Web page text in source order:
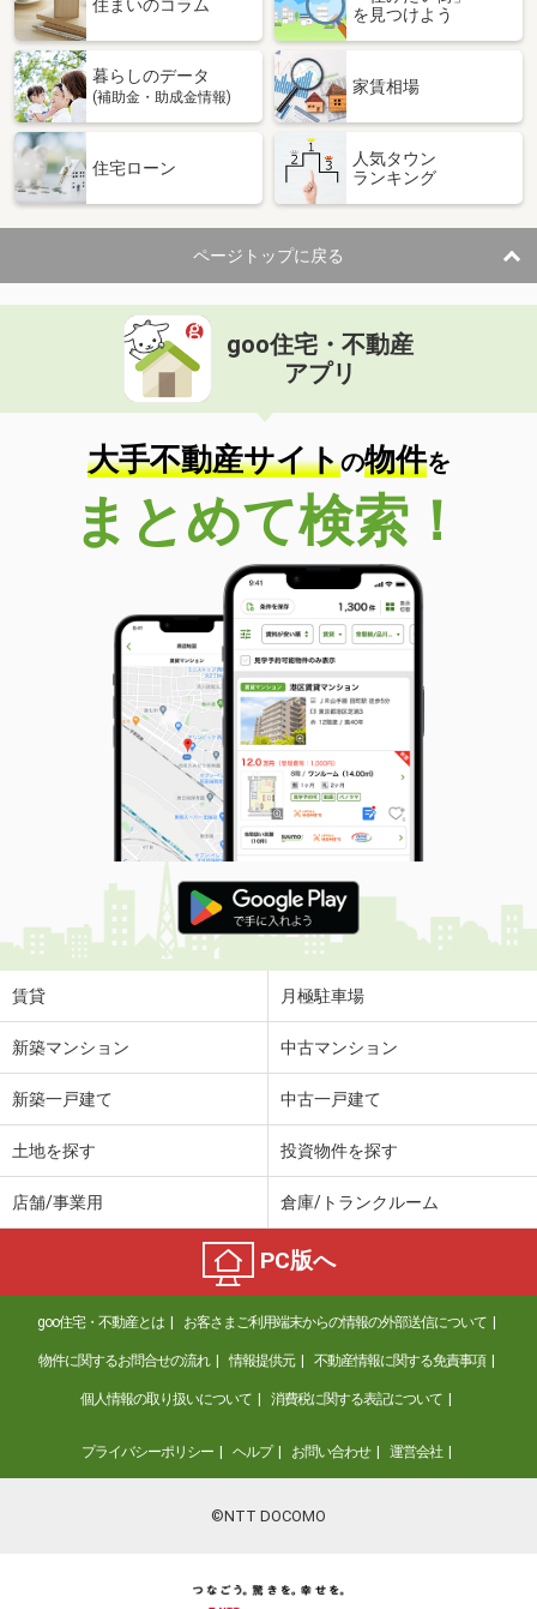
住まいのコラム
を見つけよう
暮らしのデータ
(補助金・助成金情報)
家賃相場
住宅ローン
人気タウン
ランキング
ページトップに戻る
goo住宅・不動産
アプリ
大手不動産サイトの物件を
まとめて検索！
賃貸 月極駐車場
新築マンション 中古マンション
新築一戸建て 中古一戸建て
土地を探す 投資物件を探す
店舗/事業用 倉庫/トランクルーム
PC版へ
goo住宅・不動産とは お客さまご利用端末からの情報の外部送信について
物件に関するお問合せの流れ 情報提供元 不動産情報に関する免責事項
個人情報の取り扱いについて 消費税に関する表記について
プライバシーポリシー ヘルプ お問い合わせ 運営会社
©NTT DOCOMO